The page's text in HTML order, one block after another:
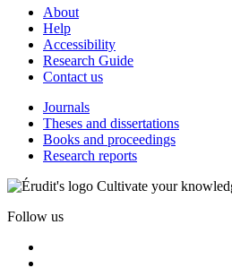
About
Help
Accessibility
Research Guide
Contact us
Journals
Theses and dissertations
Books and proceedings
Research reports
Cultivate your
Follow us